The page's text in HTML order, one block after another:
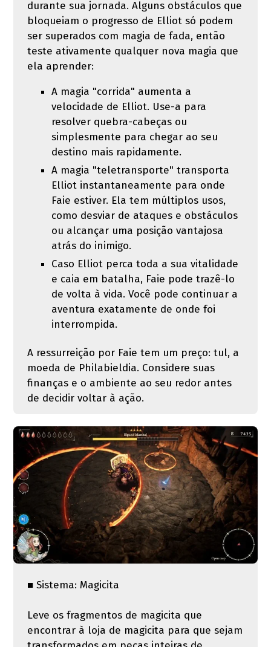
durante sua jornada. Alguns obstáculos que
bloqueiam o progresso de Elliot só podem
ser superados com magia de fada, então
teste ativamente qualquer nova magia que
ela aprender:
A magia "corrida" aumenta a
velocidade de Elliot. Use-a para
resolver quebra-cabeças ou
simplesmente para chegar ao seu
destino mais rapidamente.
A magia "teletransporte" transporta
Elliot instantaneamente para onde
Faie estiver. Ela tem múltiplos usos,
como desviar de ataques e obstáculos
ou alcançar uma posição vantajosa
atrás do inimigo.
Caso Elliot perca toda a sua vitalidade
e caia em batalha, Faie pode trazê-lo
de volta à vida. Você pode continuar a
aventura exatamente de onde foi
interrompida.
A ressurreição por Faie tem um preço: tul, a
moeda de Philabieldia. Considere suas
finanças e o ambiente ao seu redor antes
de decidir voltar à ação.
■ Sistema: Magicita
Leve os fragmentos de magicita que
encontrar à loja de magicita para que sejam